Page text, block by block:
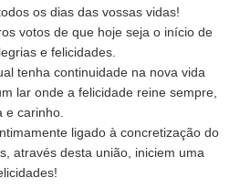
os dias das vossas vidas!
votos de que hoje seja o início de
e felicidades.
tenha continuidade na nova vida
lar onde a felicidade reine sempre,
e carinho.
ligado à concretização do
através desta união, iniciem uma